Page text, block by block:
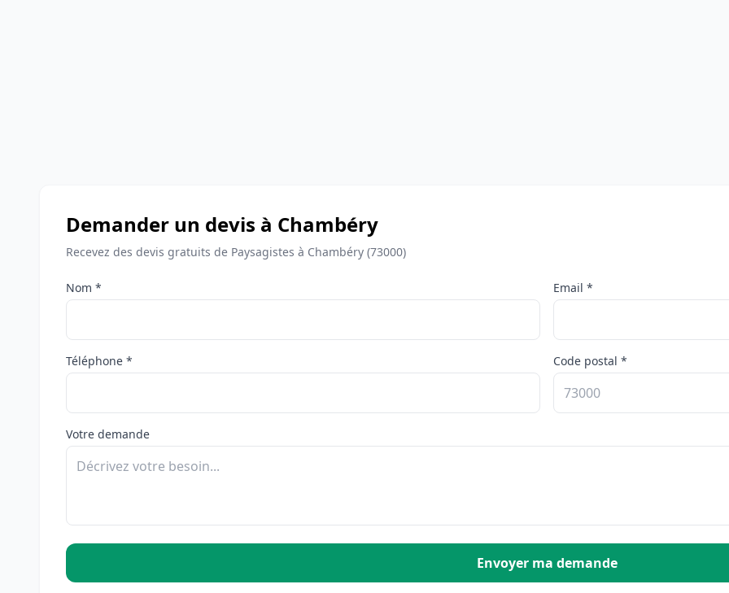
Demander un devis à Chambéry
Recevez des devis gratuits de Paysagistes à Chambéry (73000)
Nom * Email *
Téléphone * Code postal *
Votre demande
Envoyer ma demande